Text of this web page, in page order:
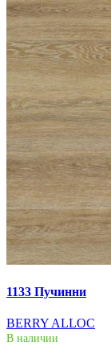
1133 Пучинни
BERRY ALLOC
В наличии